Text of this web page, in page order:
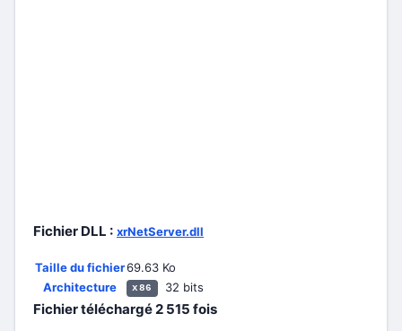
Fichier DLL : xrNetServer.dll
Taille du fichier69.63 Ko
Architecture
x86 32 bits
Fichier téléchargé2 515 fois